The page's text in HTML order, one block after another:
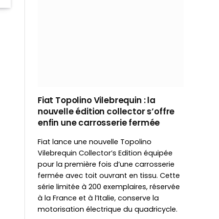
Fiat Topolino Vilebrequin : la
nouvelle édition collector s’offre
enfin une carrosserie fermée
Fiat lance une nouvelle Topolino
Vilebrequin Collector’s Edition équipée
pour la première fois d’une carrosserie
fermée avec toit ouvrant en tissu. Cette
série limitée à 200 exemplaires, réservée
à la France et à l’Italie, conserve la
motorisation électrique du quadricycle.